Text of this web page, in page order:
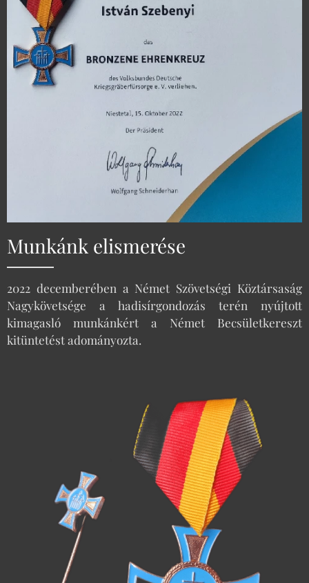
Munkánk elismerése
2022 decemberében a Német Szövetségi Köztársaság
Nagykövetsége a hadisírgondozás terén nyújtott
kimagasló munkánkért a Német Becsületkereszt
kitüntetést adományozta.